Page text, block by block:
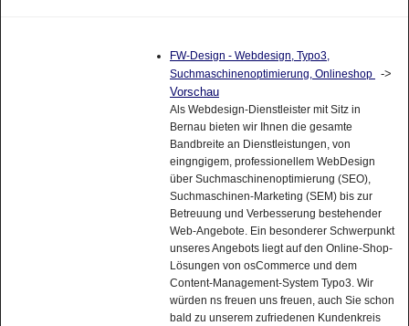
FW-Design - Webdesign, Typo3,
Suchmaschinenoptimierung, Onlineshop
->
Vorschau
Als Webdesign-Dienstleister mit Sitz in
Bernau bieten wir Ihnen die gesamte
Bandbreite an Dienstleistungen, von
eingngigem, professionellem WebDesign
über Suchmaschinenoptimierung (SEO),
Suchmaschinen-Marketing (SEM) bis zur
Betreuung und Verbesserung bestehender
Web-Angebote. Ein besonderer Schwerpunkt
unseres Angebots liegt auf den Online-Shop-
Lösungen von osCommerce und dem
Content-Management-System Typo3. Wir
würden ns freuen uns freuen, auch Sie schon
bald zu unserem zufriedenen Kundenkreis